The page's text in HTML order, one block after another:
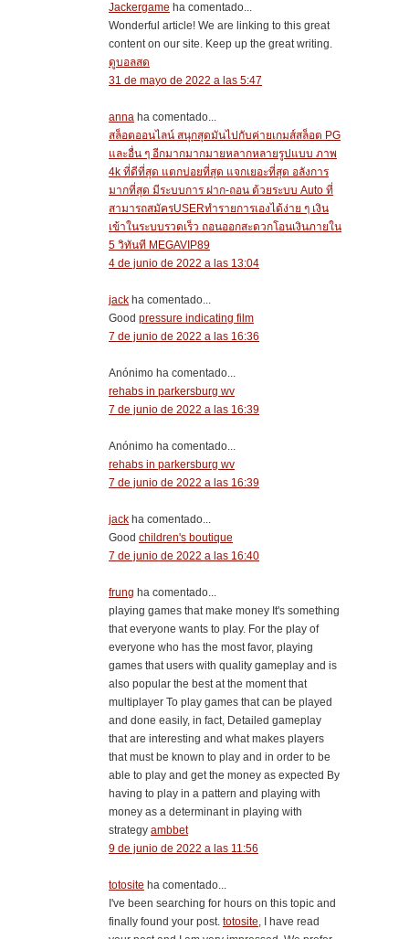
Jackergame ha comentado...
Wonderful article! We are linking to this great
content on our site. Keep up the great writing.
ดูบอลสด
31 de mayo de 2022 a las 5:47
anna ha comentado...
สล็อตออนไลน์ สนุกสุดมันไปกับค่ายเกมส์สล็อต PG
และอื่น ๆ อีกมากมากมายหลากหลายรูปแบบ ภาพ
4k ที่ดีที่สุด แตกบ่อยที่สุด แจกเยอะที่สุด อลังการ
มากที่สุด มีระบบการ ฝาก-ถอน ด้วยระบบ Auto ที่
สามารถสมัครUSERทำรายการเองได้ง่าย ๆ เงิน
เข้าในระบบรวดเร็ว ถอนออกสะดวกโอนเงินภายใน
5 วิทันที MEGAVIP89
4 de junio de 2022 a las 13:04
jack ha comentado...
Good pressure indicating film
7 de junio de 2022 a las 16:36
Anónimo ha comentado...
rehabs in parkersburg wv
7 de junio de 2022 a las 16:39
Anónimo ha comentado...
rehabs in parkersburg wv
7 de junio de 2022 a las 16:39
jack ha comentado...
Good children's boutique
7 de junio de 2022 a las 16:40
frung ha comentado...
playing games that make money It's something
that everyone wants to play. For the play of
everyone who has the most favor, playing
games that users with quality gameplay and is
also popular the best at the moment that
multiplayer To play games that can be played
and done easily, in fact, Detailed gameplay
that are interesting and what makes players
that must be known to play and in order to be
able to play and get the money as expected By
having to play in a pattern and playing with
money as a determinant in playing with
strategy ambbet
9 de junio de 2022 a las 11:56
totosite ha comentado...
I've been searching for hours on this topic and
finally found your post. totosite, I have read